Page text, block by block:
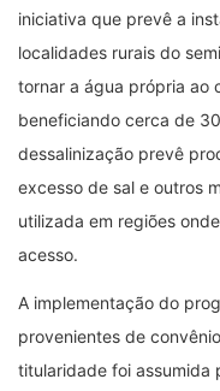
iniciativa que prevê a
localidades rurais do
tornar a água própria ao
beneficiando cerca de
dessalinização prevê
excesso de sal e outros
utilizada em regiões
acesso.
A implementação do
provenientes de
titularidade foi assumida